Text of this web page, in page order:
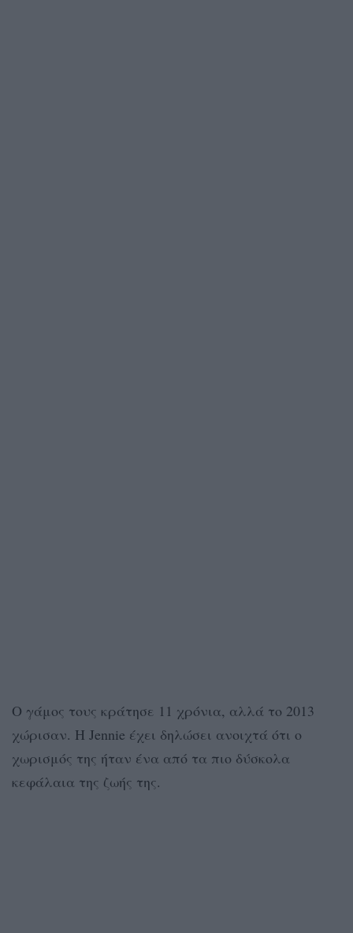
Ο γάμος τους κράτησε 11 χρόνια, αλλά το 2013
χώρισαν. Η Jennie έχει δηλώσει ανοιχτά ότι ο
χωρισμός της ήταν ένα από τα πιο δύσκολα
κεφάλαια της ζωής της.